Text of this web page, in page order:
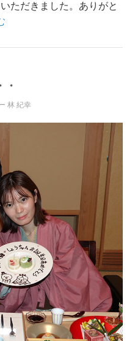
ただきました。ありがと
・
林 紀幸